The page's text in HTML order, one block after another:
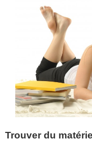
Trouver du